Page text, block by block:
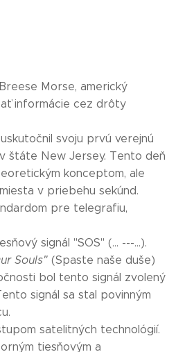
Morse, americký
informácie cez drôty
svoju prvú verejnú
štáte New Jersey. Tento deň
konceptom, ale
v priebehu sekúnd.
pre telegrafiu,
signál "SOS" (... ---...).
Souls" (Spaste naše duše)
bol tento signál zvolený
signál sa stal povinným
satelitných technológií.
tiesňovým a